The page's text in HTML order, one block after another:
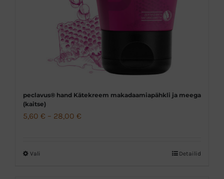
peclavus® hand Kätekreem makadaamiapähkli ja meega
(kaitse)
5,60 € – 28,00 €
Vali Detailid